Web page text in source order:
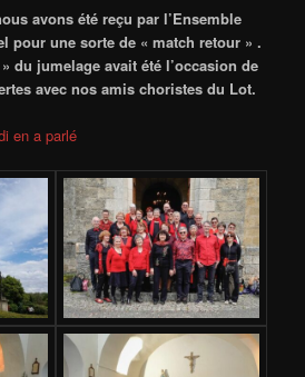
avons été reçu par l’Ensemble
pour une sorte de « match retour » .
du jumelage avait été l’occasion de
avec nos amis choristes du Lot.
en a parlé